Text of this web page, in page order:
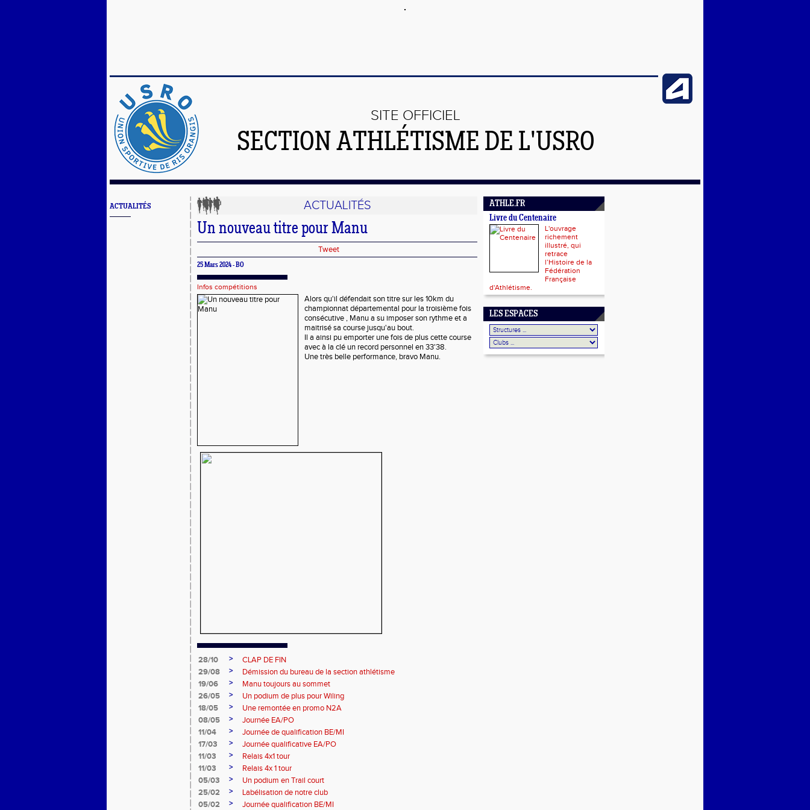
SITE OFFICIEL
SECTION ATHLÉTISME DE L'USRO
ACTUALITÉS ACTUALITÉS
Un nouveau titre pour Manu
Tweet
25 Mars 2024 - BO
Infos compétitions
Alors qu'il défendait son titre sur les 10km du
championnat départemental pour la troisième fois
consécutive , Manu a su imposer son rythme et a
maitrisé sa course jusqu'au bout.
Il a ainsi pu emporter une fois de plus cette course
avec à la clé un record personnel en 33'38.
Une très belle performance, bravo Manu.
28/10 >
CLAP DE FIN
29/08
>
Démission du bureau de la section athlétisme
19/06
>
Manu toujours au sommet
26/05
>
Un podium de plus pour Wiling
18/05
>
Une remontée en promo N2A
08/05
>
Journée EA/PO
11/04
>
Journée de qualification BE/MI
17/03
>
Journée qualificative EA/PO
11/03
>
Relais 4x1 tour
11/03
>
Relais 4x 1 tour
05/03
>
Un podium en Trail court
25/02
>
Labélisation de notre club
05/02
> Journée qualification BE/MI
ATHLE.FR
Livre du Centenaire
L'ouvrage
richement
illustré, qui
retrace
l’Histoire de la
Fédération
Française
d'Athlétisme.
LES ESPACES